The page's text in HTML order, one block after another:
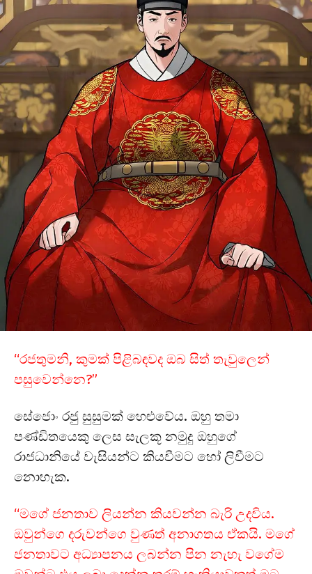
“රජතුමනි, කුමක් පිළිබඳවද ඔබ සිත් තැවුලෙන්
පසුවෙන්නෙ?”
සේජොං රජු සුසුමක් හෙළුවේය. ඔහු තමා
පණ්ඩිතයෙකු ලෙස සැලකූ නමුදු ඔහුගේ
රාජධානියේ වැසියන්ට කියවීමට හෝ ලිවීමට
නොහැක.
“මගේ ජනතාව ලියන්න කියවන්න බැරි උදවිය.
ඔවුන්ගෙ දරුවන්ගෙ වුණත් අනාගතය ඒකයි. මගේ
ජනතාවට අධ්‍යාපනය ලබන්න පින නැහැ වගේම